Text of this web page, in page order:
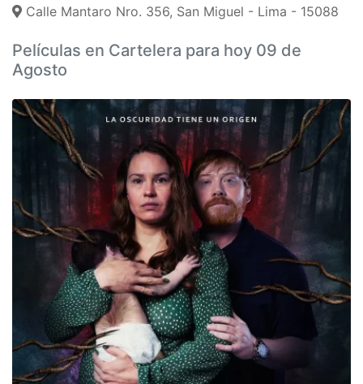
Calle Mantaro Nro. 356, San Miguel - Lima - 15088
Películas en Cartelera para hoy 09 de
Agosto